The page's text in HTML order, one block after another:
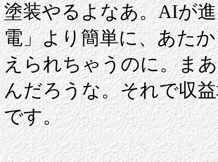
塗装やるよなあ。AIが
電」より簡単に、あた
えられちゃうのに。ま
んだろうな。それで収
です。